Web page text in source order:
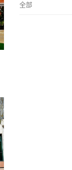
全部